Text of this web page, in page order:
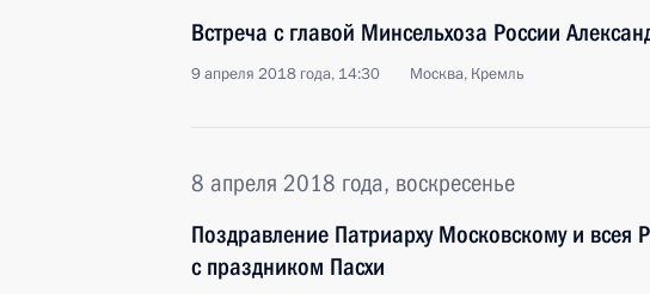
Встреча с главой Минсельхоза России
9 апреля 2018 года, 14:30 Москва, Кремль
8 апреля 2018 года, воскресенье
Поздравление Патриарху Московскому и всея
с праздником Пасхи